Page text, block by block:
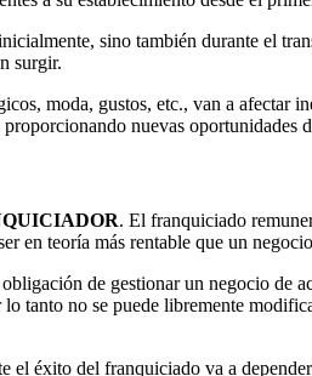
sino también durante el
surgir.
moda, gustos, etc., van a afectar
nuevas oportunidades
. El franquiciado
en teoría más rentable que un
de gestionar un negocio de
tanto no se puede libremente
el éxito del franquiciado va a